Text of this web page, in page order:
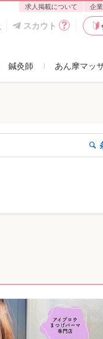
求人掲載について 企
スカウト
鍼灸師 あん摩マッ